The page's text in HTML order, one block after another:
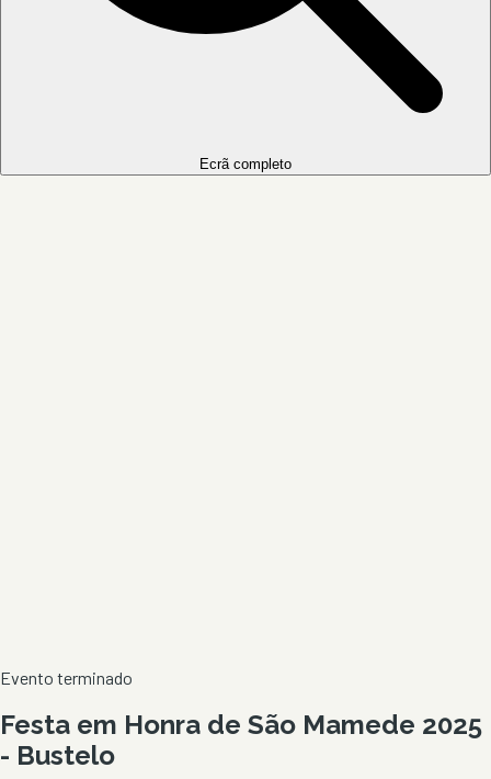
Ecrã completo
Evento terminado
Festa em Honra de São Mamede 2025
- Bustelo